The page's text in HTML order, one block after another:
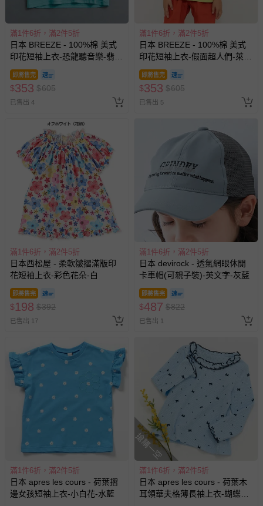
經消費者拆封之影音商品或電腦軟體（例如 DVD、CD
非以有形媒介提供之數位內容或一經提供即為完成之線
上服務，經消費者事先同意始提供（例如線上課程、遊
戲或活動點數等）。
已拆封之以下類型商品：
-個人衛生用品（例如尿布、貼身衣物、泳裝、襪子、地
褲、紗布衣等）。
-接觸性孕哺產品（奶嘴、奶瓶、擠乳器、哺乳衣、托腹
帶束縛衣、餐搖椅等）。
-其他原廠盒裝商品封口處已貼上「不可拆封」，或具警
示字句等說明貼紙、封條者。
國際航空、客運、訂房等服務。
相關的退換貨辦理流程，可詳見：退換貨 & 退款問題
其他常見問題：
運送服務：目前提供的運送僅限台灣本島。如您位於離島地
區，可能會無法配送，或須依據商品需加收離島運費。廠商
亦保留出貨與否的權利。離島、偏遠地區、樓層親送等加價
費用，可能會另需加收。
商品實際的配達日期，可於訂單個人資料內的查詢訂單內，
已出貨通知之訊息為主。
如您收到商品，請依正常流程檢查是否完好，若商品遇瑕疵
情形，您可申請更換新品或退貨，請見：
退貨的辦理流程
若您對於會員帳號、商品訂購與資訊、購物流程、付款方
式、折價券與購物金的使用、退貨及商品運送方式等有疑
問，你可詳見： 媽咪愛客服中心。
預購商品：預購為海外同步代購，遇缺貨即會通知媽咪並協
助取消退款事宜。
商品如因「價格、組合」等錯誤原因，導致無法安排出貨，
會主動以簡訊及mail通知訂單取消事宜，並將提供適當補
償。
滿1件6折，滿2件5折
日本 BREEZE - 100%棉 美式
印花短袖上衣-恐龍聽音樂-翡翠
綠
即將售完
$353 $605
已售出 4
滿1件6折，滿2件5折
日本 BREEZE - 100%棉 美式
印花短袖上衣-假面超人們-萊姆
黃
即將售完
$353 $605
已售出 5
滿1件6折，滿2件5折
日本西松屋 - 柔軟皺摺滿版印
花短袖上衣-彩色花朵-白
即將售完
$198 $392
已售出 17
滿1件6折，滿2件5折
日本 devirock - 透氣網眼休閒
卡車帽(可親子裝)-英文字-灰藍
即將售完
$487 $822
已售出 1
滿1件6折，滿2件5折
日本 apres les cours - 荷葉摺
邊女孩短袖上衣-小白花-水藍
搶購一空
滿1件6折，滿2件5折
日本 apres les cours - 荷葉木
耳領華夫格薄長袖上衣-蝴蝶結-